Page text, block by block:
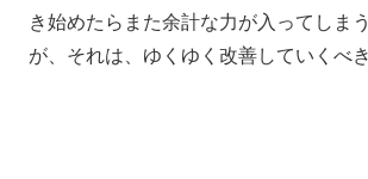
き始めたらまた余計な力が入ってしま
が、 それは、ゆくゆく改善していくべ